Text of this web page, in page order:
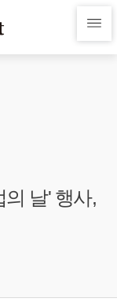
날' 행사,